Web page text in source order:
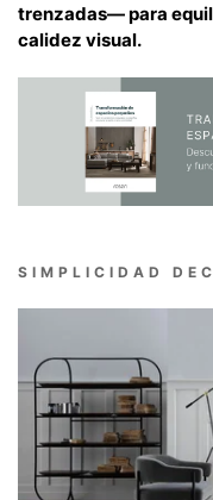
trenzadas— para
calidez visual.
SIMPLICIDAD